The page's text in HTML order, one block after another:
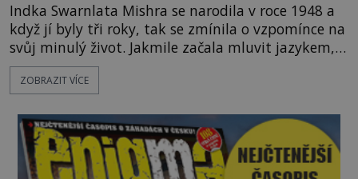
Indka Swarnlata Mishra se narodila v roce 1948 a
když jí byly tři roky, tak se zmínila o vzpomínce na
svůj minulý život. Jakmile začala mluvit jazykem,
který nikdo nezná, začali rodiče její podivné
chování brát vážně. Je snad důkazem reinkarnace?
Na první pohled se zdá, že to bu
ZOBRAZIT VÍCE